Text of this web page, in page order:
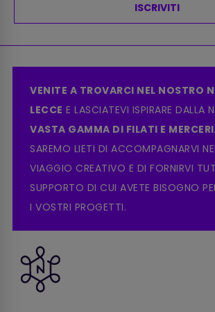
ISCRIVITI
VENITE A TROVARCI NEL NOSTRO
LECCE E LASCIATEVI ISPIRARE DALLA
VASTA GAMMA DI FILATI E
SAREMO LIETI DI ACCOMPAGNARVI
VIAGGIO CREATIVO E DI FORNIRVI
SUPPORTO DI CUI AVETE BISOGNO
I VOSTRI PROGETTI.